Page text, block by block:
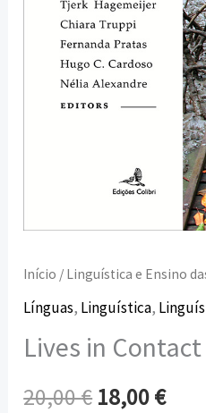
Início / Linguística e Ensino
Línguas, Linguística,
Lives in Contact
20,00€ 18,00€